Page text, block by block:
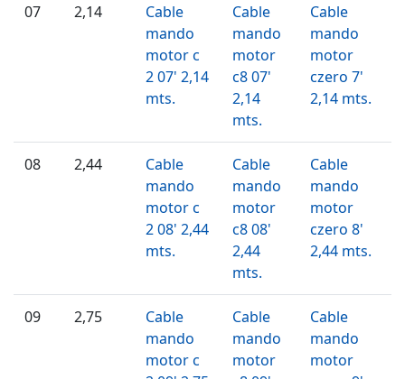
07 2,14
Cable
mando
motor c
2 07' 2,14
mts.
Cable
mando
motor
c8 07'
2,14
mts.
Cable
mando
motor
czero 7'
2,14 mts.
08 2,44
Cable
mando
motor c
2 08' 2,44
mts.
Cable
mando
motor
c8 08'
2,44
mts.
Cable
mando
motor
czero 8'
2,44 mts.
09 2,75
Cable
mando
motor c
Cable
mando
motor
Cable
mando
motor